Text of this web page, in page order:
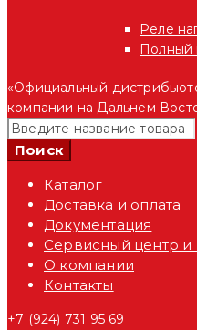
Реле
Полный
«Официальный
компании на Дальнем
Каталог
Доставка и оплата
Документация
Сервисный центр и
О компании
Контакты
+7 (924) 731 95 69